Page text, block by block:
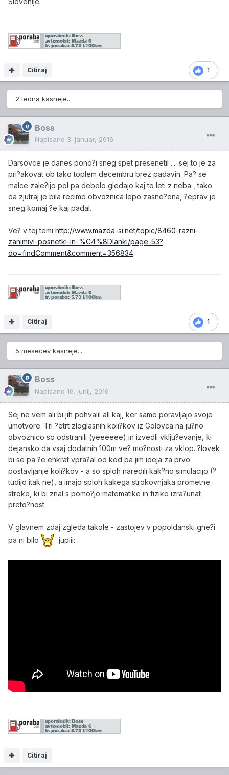
1
Citiraj
2 tedna kasneje...
Boss
Napisano 3. januar, 2016
Darsovce je danes pono?i sneg spet presenetil .... sej to je za
pri?akovat ob tako toplem decembru brez padavin. Pa? se
malce zale?ijo pol pa debelo gledajo kaj to leti z neba , tako
da zjutraj je bila recimo obvoznica lepo zasne?ena, ?eprav je
sneg komaj ?e kaj padal.
Ve? v tej temi http://www.mazda-si.net/topic/8460-razni-
zanimivi-posnetki-in-%C4%8Dlanki/page-53?
do=findComment&comment=356834
1
Citiraj
5 mesecev kasneje...
Boss
Napisano 16. junij, 2016
Sej ne vem ali bi jih pohvalil ali kaj, ker samo poravljajo svoje
umotvore. Tri ?etrt zloglasnih koli?kov iz Golovca na ju?no
obvoznico so odstranili (yeeeeee) in izvedli vklju?evanje, ki
dejansko da vsaj dodatnih 100m ve? mo?nosti za vklop. ?lovek
bi se pa ?e enkrat vpra?al od kod pa jim ideja za prvo
postavljanje koli?kov - a so sploh naredili kak?no simulacijo (?
tudijo itak ne), a imajo sploh kakega strokovnjaka prometne
stroke, ki bi znal s pomo?jo matematike in fizike izra?unat
preto?nost.
V glavnem zdaj zgleda takole - zastojev v popoldanski gne?i
pa ni bilo
:jupiii:
Citiraj